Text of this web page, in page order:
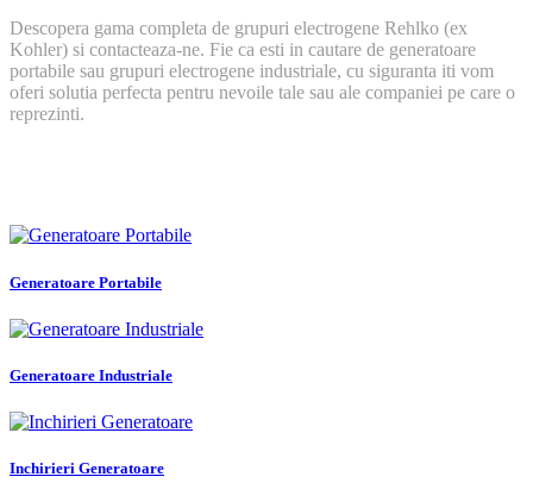
Descopera gama completa de grupuri electrogene Rehlko (ex
Kohler) si contacteaza-ne. Fie ca esti in cautare de generatoare
portabile sau grupuri electrogene industriale, cu siguranta iti vom
oferi solutia perfecta pentru nevoile tale sau ale companiei pe care o
reprezinti.
Generatoare Portabile
Generatoare Industriale
Inchirieri Generatoare